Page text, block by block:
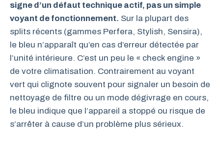
signe d’un défaut technique actif, pas un simple
voyant de fonctionnement. Sur la plupart des
splits récents (gammes Perfera, Stylish, Sensira),
le bleu n’apparaît qu’en cas d’erreur détectée par
l’unité intérieure. C’est un peu le « check engine »
de votre climatisation. Contrairement au voyant
vert qui clignote souvent pour signaler un besoin de
nettoyage de filtre ou un mode dégivrage en cours,
le bleu indique que l’appareil a stoppé ou risque de
s’arrêter à cause d’un problème plus sérieux.